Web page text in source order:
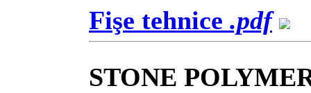
Fişe tehnice .pdf
STONE